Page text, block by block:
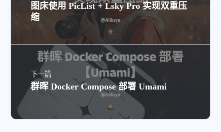
图床使用 PicList + Lsky Pro 实现双重压
缩
下一篇
群晖 Docker Compose 部署 Umami